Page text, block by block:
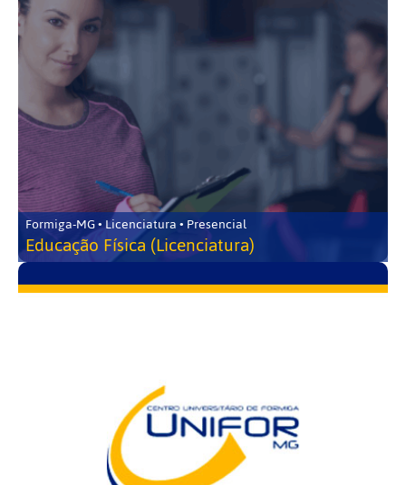
Formiga-MG • Licenciatura • Presencial
Educação Física (Licenciatura)